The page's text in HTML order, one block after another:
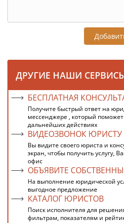
ДРУГИЕ НАШИ
БЕСПЛАТНАЯ
Получите быстрый ответ на
мессенджере , который
дальнейших действиях
ВИДЕОЗВОНОК ЮРИСТУ
Вы видите своего юриста и
экран, чтобы получить услугу,
офис
ОБЪЯВИТЕ
На выполнение юридической
выгодное предложение
КАТАЛОГ ЮРИСТОВ
Поиск исполнителя для
фильтрам, показателям и